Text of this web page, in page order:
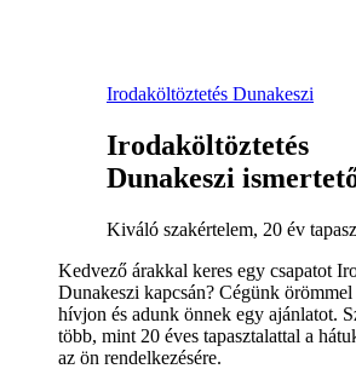
Irodaköltöztetés Dunakeszi
Irodaköltöztetés
Dunakeszi
Kiváló szakértelem, 20 év
Kedvező árakkal keres egy csapatot
Dunakeszi kapcsán? Cégünk
hívjon és adunk önnek egy ajánlatot.
több, mint 20 éves tapasztalattal a
az ön rendelkezésére.